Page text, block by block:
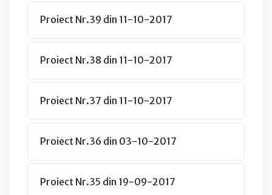
Proiect Nr.39 din 11-10-2017
Proiect Nr.38 din 11-10-2017
Proiect Nr.37 din 11-10-2017
Proiect Nr.36 din 03-10-2017
Proiect Nr.35 din 19-09-2017